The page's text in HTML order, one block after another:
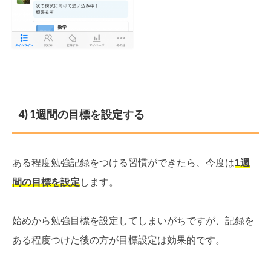
4) 1週間の目標を設定する
ある程度勉強記録をつける習慣ができたら、今度は1週
間の目標を設定します。
始めから勉強目標を設定してしまいがちですが、記録を
ある程度つけた後の方が目標設定は効果的です。